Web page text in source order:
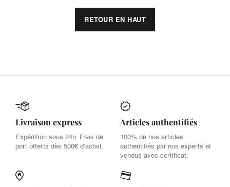
RETOUR EN HAUT
Livraison express
Expédition sous 24h. Frais de
port offerts dès 500€ d’achat.
Articles authentifiés
100% de nos articles
authentifiés par nos experts et
vendus avec certificat.